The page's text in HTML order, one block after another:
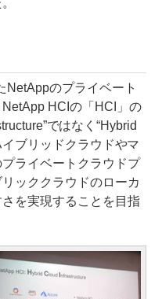
のプライベート
HCIの「HCI」の
ではなく“Hybrid
ブリッドクラウドやマ
ライベートクラウドプ
ッククラウドのローカ
を実現することを目指